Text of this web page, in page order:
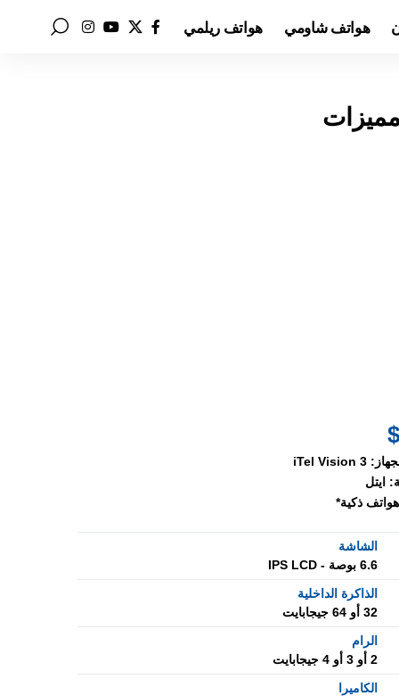
هواتف شاومي هواتف ريلمي
iTel Vision 3
ايتل
هواتف ذكية*
الشاشة
6.6 بوصة - IPS LCD
الذاكرة الداخلية
32 أو 64 جيجابايت
الرام
2 أو 3 أو 4 جيجابايت
الكاميرا